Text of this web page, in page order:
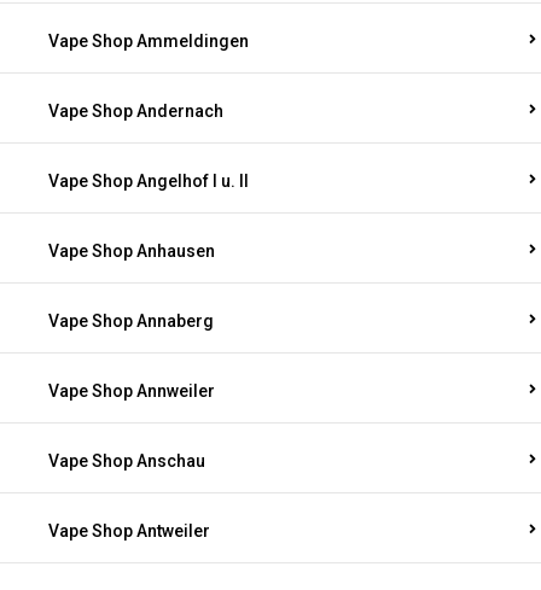
Vape Shop Ammeldingen
Vape Shop Andernach
Vape Shop Angelhof I u. II
Vape Shop Anhausen
Vape Shop Annaberg
Vape Shop Annweiler
Vape Shop Anschau
Vape Shop Antweiler